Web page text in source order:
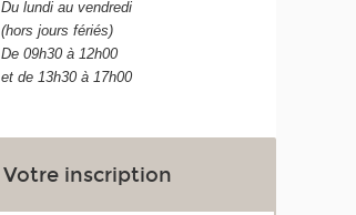
Du lundi au vendredi
(hors jours fériés)
De 09h30 à 12h00
et de 13h30 à 17h00
Votre inscription